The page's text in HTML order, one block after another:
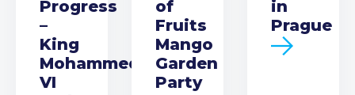
Progress
–
King
Mohammed
VI
of
Fruits
Mango
Garden
Party
in
Prague